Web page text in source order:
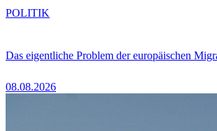
Das eigentliche Problem der europäischen
08.08.2026
POLITIK